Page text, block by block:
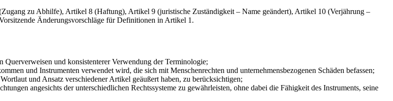
zu Abhilfe), Artikel 8 (Haftung), Artikel 9 (juristische Zuständigkeit – Name geändert), Artikel 10 (Verjährung –
Änderungsvorschläge für Definitionen in Artikel 1.
und konsistenterer Verwendung der Terminologie;
und Instrumenten verwendet wird, die sich mit Menschenrechten und unternehmensbezogenen Schäden befassen;
und Ansatz verschiedener Artikel geäußert haben, zu berücksichtigen;
angesichts der unterschiedlichen Rechtssysteme zu gewährleisten, ohne dabei die Fähigkeit des Instruments, seine